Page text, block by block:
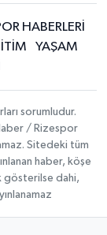
HABERLERİ
YAŞAM
sorumludur.
/ Rizespor
Sitedeki tüm
haber, köşe
gösterilse dahi,